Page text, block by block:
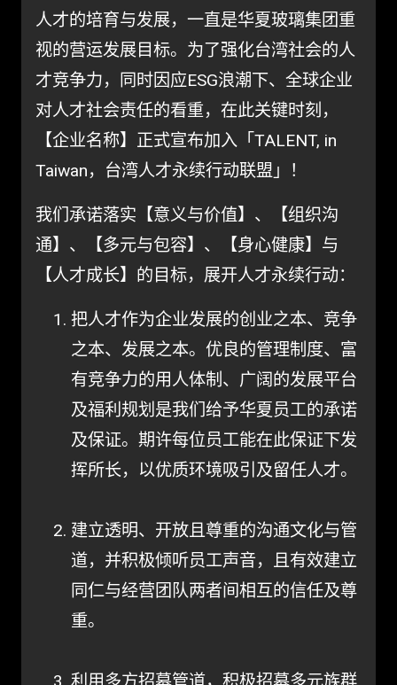
人才的培育与发展，一直是华夏玻璃集团重
视的营运发展目标。为了强化台湾社会的人
才竞争力，同时因应ESG浪潮下、全球企业
对人才社会责任的看重，在此关键时刻，
【企业名称】正式宣布加入「TALENT, in
Taiwan，台湾人才永续行动联盟」！
我们承诺落实【意义与价值】、【组织沟
通】、【多元与包容】、【身心健康】与
【人才成长】的目标，展开人才永续行动：
把人才作为企业发展的创业之本、竞争
之本、发展之本。优良的管理制度、富
有竞争力的用人体制、广阔的发展平台
及福利规划是我们给予华夏员工的承诺
及保证。期许每位员工能在此保证下发
挥所长，以优质环境吸引及留任人才。
建立透明、开放且尊重的沟通文化与管
道，并积极倾听员工声音，且有效建立
同仁与经营团队两者间相互的信任及尊
重。
利用多方招募管道，积极招募多元族群